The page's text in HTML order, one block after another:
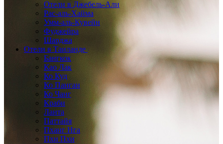
Отели в Джебель-Али
Рас-аль-Хайма
Умм-аль-Кувейн
Фуджейра
Шарджа
Отели в Таиланде
Бангкок
Као Лак
Ко Куд
Ко Панган
Ко Чанг
Краби
Ланта
Паттайя
Пханг Нга
Пхи Пхи